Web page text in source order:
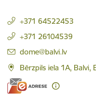
+371 64522453
+371 26104539
E-pasts:
dome@balvi.lv
Bērzpils iela 1A, Balvi,